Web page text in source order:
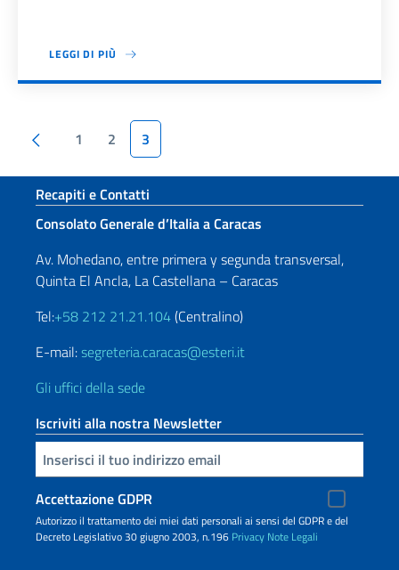
LEGGI DI PIÙ
Paginazione
Pagina precedente
1 2 3
Sezione footer
Recapiti e Contatti
Consolato Generale d’Italia a Caracas
Av. Mohedano, entre primera y segunda transversal,
Quinta El Ancla, La Castellana – Caracas
Tel:+58 212 21.21.104(Centralino)
E-mail:segreteria.caracas@esteri.it
Gli uffici della sede
Iscriviti alla nostra Newsletter
Inserisci la tua email
Accettazione GDPR
Autorizzo il trattamento dei miei dati personali ai sensi del GDPR e del
Decreto Legislativo 30 giugno 2003, n.196 Privacy Note Legali